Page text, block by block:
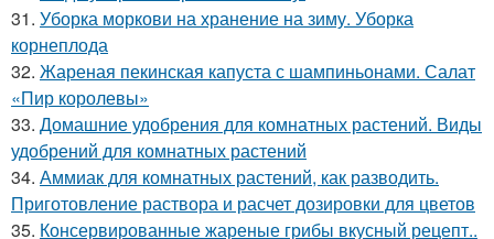
31. Уборка моркови на хранение на зиму. Уборка
корнеплода
32. Жареная пекинская капуста с шампиньонами. Салат
«Пир королевы»
33. Домашние удобрения для комнатных растений. Виды
удобрений для комнатных растений
34. Аммиак для комнатных растений, как разводить.
Приготовление раствора и расчет дозировки для цветов
35. Консервированные жареные грибы вкусный рецепт..